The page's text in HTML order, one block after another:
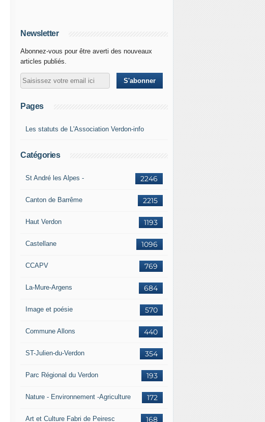
Newsletter
Abonnez-vous pour être averti des nouveaux
articles publiés.
Pages
Les statuts de L'Association Verdon-info
Catégories
2246
St André les Alpes -
2215
Canton de Barrême
1193
Haut Verdon
1096
Castellane
769
CCAPV
684
La-Mure-Argens
570
Image et poésie
440
Commune Allons
354
ST-Julien-du-Verdon
193
Parc Régional du Verdon
172
Nature - Environnement -Agriculture
168
Art et Culture Fabri de Peiresc